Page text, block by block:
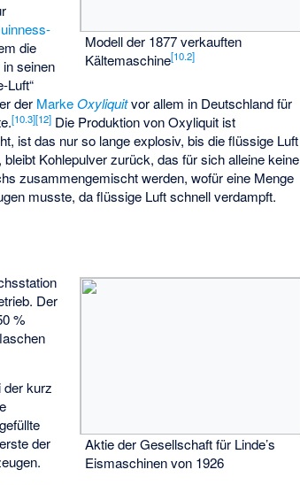
Modell der 1877 verkauften
Kältemaschine[10.2]
die
seinen
Luft“
der Marke Oxyliquitvor allem in Deutschland für
[10.3][12] Die Produktion von Oxyliquit ist
ist das nur so lange explosiv, bis die flüssige Luft
Kohlepulver zurück, das für sich alleine keine
zusammengemischt werden, wofür eine Menge
musste, da flüssige Luft schnell verdampft.
Aktie der Gesellschaft für Linde’s
Eismaschinen von 1926
Der
%
der kurz
der